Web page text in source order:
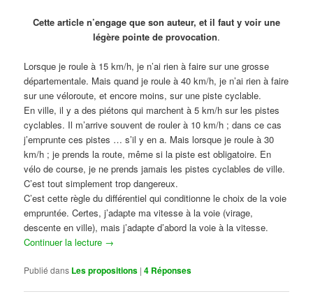
Cette article n’engage que son auteur, et il faut y voir une
légère pointe de provocation.
Lorsque je roule à 15 km/h, je n’ai rien à faire sur une grosse
départementale. Mais quand je roule à 40 km/h, je n’ai rien à faire
sur une véloroute, et encore moins, sur une piste cyclable.
En ville, il y a des piétons qui marchent à 5 km/h sur les pistes
cyclables. Il m’arrive souvent de rouler à 10 km/h ; dans ce cas
j’emprunte ces pistes … s’il y en a. Mais lorsque je roule à 30
km/h ; je prends la route, même si la piste est obligatoire. En
vélo de course, je ne prends jamais les pistes cyclables de ville.
C’est tout simplement trop dangereux.
C’est cette règle du différentiel qui conditionne le choix de la voie
empruntée. Certes, j’adapte ma vitesse à la voie (virage,
descente en ville), mais j’adapte d’abord la voie à la vitesse.
Continuer la lecture →
Publié dans Les propositions |4 Réponses